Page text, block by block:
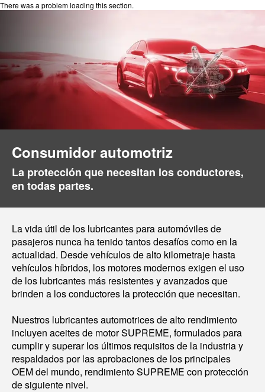
There was a problem loading this section.
Consumidor automotriz
La protección que necesitan los conductores,
en todas partes.
La vida útil de los lubricantes para automóviles de
pasajeros nunca ha tenido tantos desafíos como en la
actualidad. Desde vehículos de alto kilometraje hasta
vehículos híbridos, los motores modernos exigen el uso
de los lubricantes más resistentes y avanzados que
brinden a los conductores la protección que necesitan.
Nuestros lubricantes automotrices de alto rendimiento
incluyen aceites de motor SUPREME, formulados para
cumplir y superar los últimos requisitos de la industria y
respaldados por las aprobaciones de los principales
OEM del mundo, rendimiento SUPREME con protección
de siguiente nivel.